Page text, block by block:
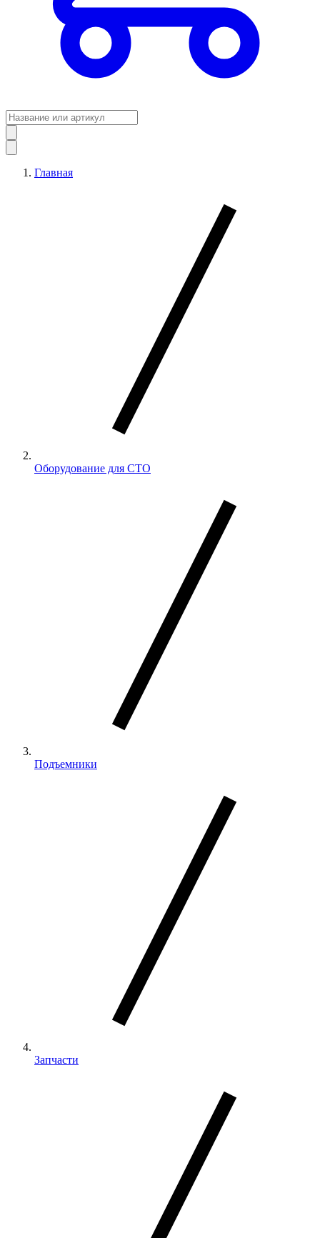
Главная
Оборудование для СТО
Подъемники
Запчасти